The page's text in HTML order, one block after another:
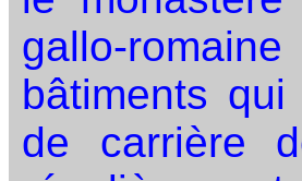
gallo-
bâtiments
de carrière